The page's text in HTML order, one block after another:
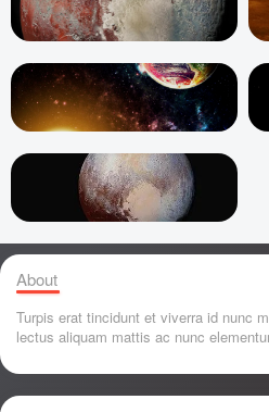
About
Turpis erat tincidunt et viverra id nunc
lectus aliquam mattis ac nunc